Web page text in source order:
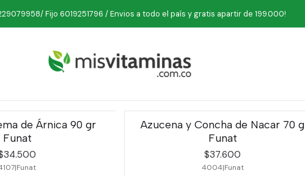
Fijo 6019251796 / Envios a todo el país y gratis apartir de 199.000!
Inicio Belleza Cremas
Cremas
de Árnica 90 gr
Funat
|Funat
Azucena y Concha de Nacar 70 g
Funat
$37.600
4004|Funat